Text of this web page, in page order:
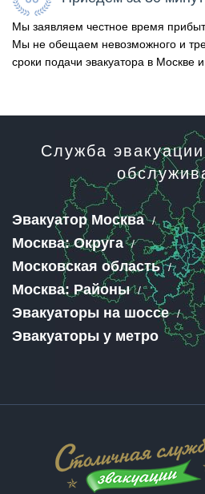
Мы заявляем честное время
Мы не обещаем невозможного и
сроки подачи эвакуатора в Москве
Служба
Эвакуатор Москва
Москва: Округа
Московская область
Москва: Районы
Эвакуаторы на шоссе
Эвакуаторы у метро